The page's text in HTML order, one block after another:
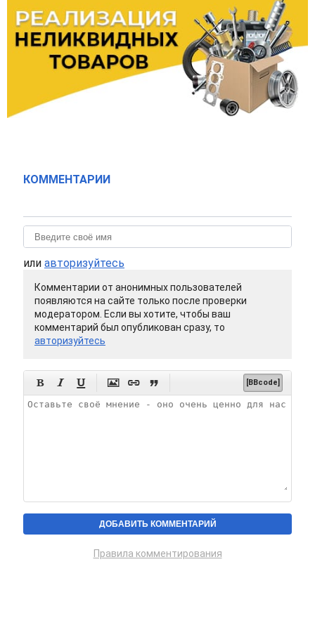
КОММЕНТАРИИ
или авторизуйтесь
Комментарии от анонимных пользователей
появляются на сайте только после проверки
модератором. Если вы хотите, чтобы ваш
комментарий был опубликован сразу, то
авторизуйтесь
      [BBcode]
Правила комментирования